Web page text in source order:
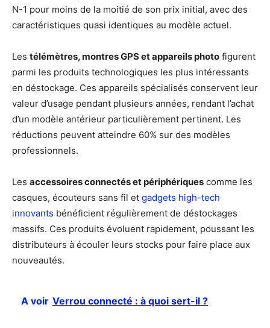
N-1 pour moins de la moitié de son prix initial, avec des
caractéristiques quasi identiques au modèle actuel.
Les télémètres, montres GPS et appareils photo figurent
parmi les produits technologiques les plus intéressants
en déstockage. Ces appareils spécialisés conservent leur
valeur d’usage pendant plusieurs années, rendant l’achat
d’un modèle antérieur particulièrement pertinent. Les
réductions peuvent atteindre 60% sur des modèles
professionnels.
Les accessoires connectés et périphériques comme les
casques, écouteurs sans fil et gadgets high-tech
innovants bénéficient régulièrement de déstockages
massifs. Ces produits évoluent rapidement, poussant les
distributeurs à écouler leurs stocks pour faire place aux
nouveautés.
A voir Verrou connecté : à quoi sert-il ?